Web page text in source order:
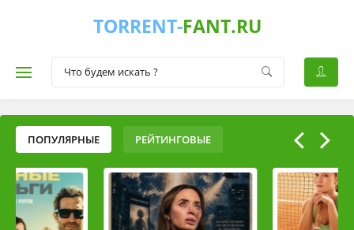
TORRENT-FANT.RU
ПОПУЛЯРНЫЕ РЕЙТИНГОВЫЕ